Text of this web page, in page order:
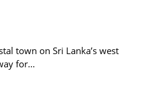
town on Sri Lanka’s west
for…